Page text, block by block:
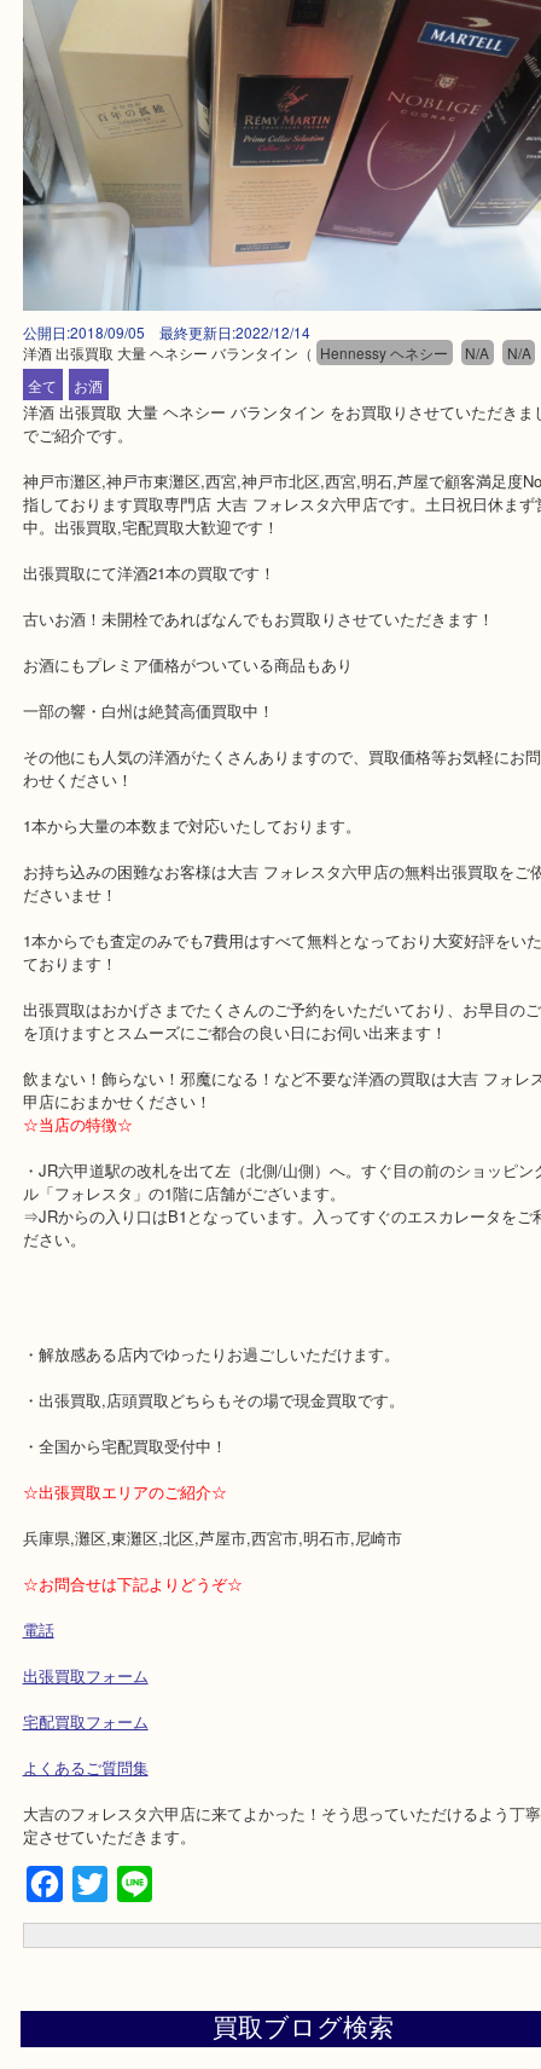
公開日:2018/09/05 最終更新日:2022/12/14
洋酒 出張買取 大量 ヘネシー バランタイン
全て
お酒
でご紹介です。
神戸市灘区,神戸市東灘区,西宮,神戸市北区,西宮,明石,芦屋で顧客満
指しております買取専門店 大吉 フォレスタ六甲店です。土日祝日
中。出張買取,宅配買取大歓迎です！
出張買取にて洋酒21本の買取です！
古いお酒！未開栓であればなんでもお買取りさせていただきます！
一部の響・白州は絶賛高価買取中！
その他にも人気の洋酒がたくさんありますので、買取価格等お気軽
わせください！
1本から大量の本数まで対応いたしております。
お持ち込みの困難なお客様は大吉 フォレスタ六甲店の無料出張買
ださいませ！
1本からでも査定のみでも7費用はすべて無料となっており大変好評
ております！
飲まない！飾らない！邪魔になる！など不要な洋酒の買取は大吉
甲店におまかせください！
☆当店の特徴☆
・JR六甲道駅の改札を出て左（北側/山側）へ。すぐ目の前のショ
ル「フォレスタ」の1階に店舗がございます。
ださい。
・出張買取,店頭買取どちらもその場で現金買取です。
・全国から宅配買取受付中！
☆出張買取エリアのご紹介☆
☆お問合せは下記よりどうぞ☆
電話
出張買取フォーム
宅配買取フォーム